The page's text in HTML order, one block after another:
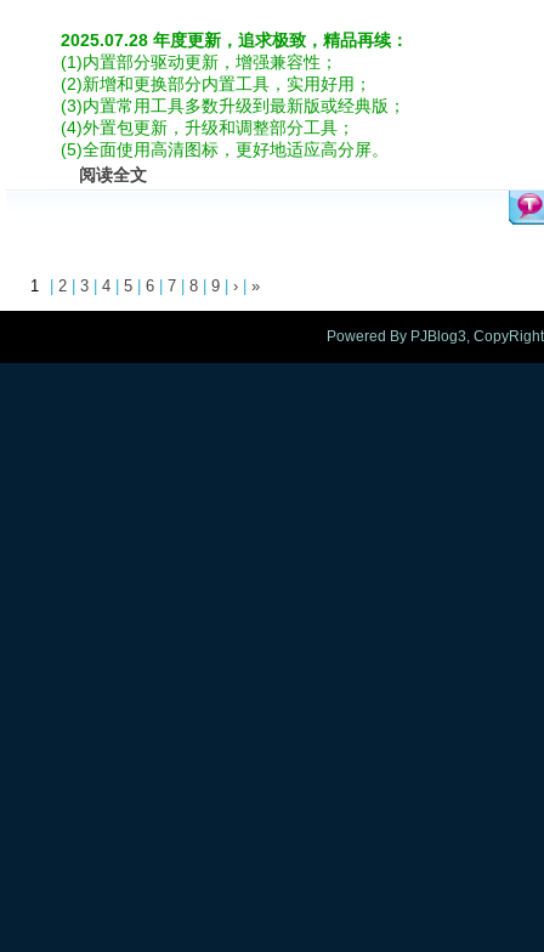
2025.07.28 年度更新，追求极致，精品再续：
(1)内置部分驱动更新，增强兼容性；
(2)新增和更换部分内置工具，实用好用；
(3)内置常用工具多数升级到最新版或经典版；
(4)外置包更新，升级和调整部分工具；
(5)全面使用高清图标，更好地适应高分屏。
阅读全文
1 2 3 4 5 6 7 8 9 › »
Powered By PJBlog3,